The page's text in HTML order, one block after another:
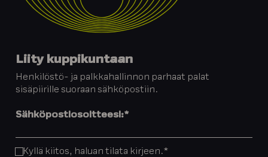
Liity kuppikuntaan
Henkilöstö- ja palkkahallinnon parhaat palat
sisäpiirille suoraan sähköpostiin.
Sähköpostiosoitteesi:*
Kyllä kiitos, haluan tilata kirjeen.*